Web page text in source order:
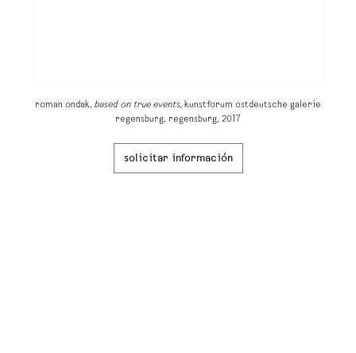
roman ondak, based on true events, kunstforum ostdeutsche galerie
regensburg, regensburg, 2017
solicitar información